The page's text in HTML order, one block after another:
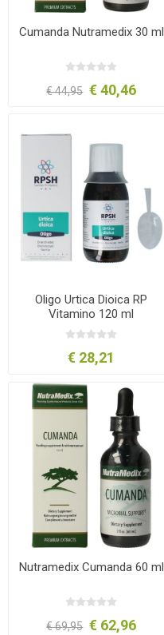
Cumanda Nutramedix 30 ml
€ 44,95 € 40,46
Oligo Urtica Dioica RP
Vitamino 120 ml
€ 28,21
Nutramedix Cumanda 60 ml
€ 69,95 € 62,96